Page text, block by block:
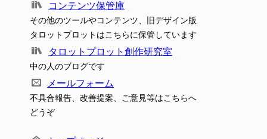
コンテンツ保管庫
その他のツールやコンテンツ、旧デザイン版
タロットプロットはこちらに保管しています
タロットプロット創作研究室
中の人のブログです
メールフォーム
不具合報告、改善提案、ご意見等はこちらへ
どうぞ